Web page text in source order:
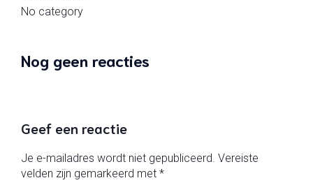
No category
Nog geen reacties
Geef een reactie
Je e-mailadres wordt niet gepubliceerd. Vereiste
velden zijn gemarkeerd met *